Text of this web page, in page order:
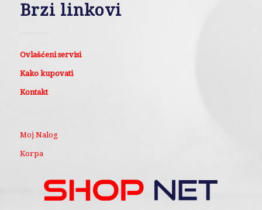
Brzi linkovi
Ovlašćeni servisi
Kako kupovati
Kontakt
Moj Nalog
Korpa